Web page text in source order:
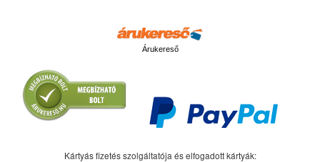
Árukereső
Kártyás fizetés szolgáltatója és elfogadott kártyák: